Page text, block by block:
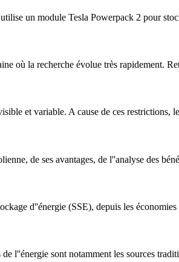
un module Tesla Powerpack 2 pour
où la recherche évolue très rapidement.
et variable. A cause de ces restrictions,
de ses avantages, de l''analyse des
d''énergie (SSE), depuis les
de l''énergie sont notamment les sources